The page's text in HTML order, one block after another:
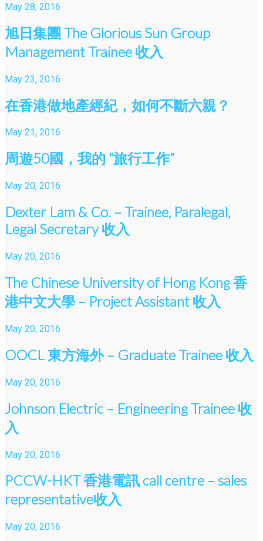
May 28, 2016
旭日集團 The Glorious Sun Group
Management Trainee 收入
May 23, 2016
在香港做地產經紀，如何不斷六親？
May 21, 2016
周遊50國，我的 “旅行工作”
May 20, 2016
Dexter Lam & Co. – Trainee, Paralegal,
Legal Secretary 收入
May 20, 2016
The Chinese University of Hong Kong 香
港中文大學 – Project Assistant 收入
May 20, 2016
OOCL 東方海外 – Graduate Trainee 收入
May 20, 2016
Johnson Electric – Engineering Trainee 收
入
May 20, 2016
PCCW-HKT 香港電訊 call centre – sales
representative收入
May 20, 2016